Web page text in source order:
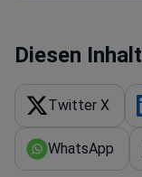
Diesen
Twitter X
WhatsApp